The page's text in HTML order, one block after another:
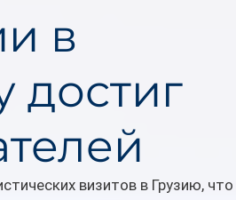
в
достиг
визитов в Грузию, что